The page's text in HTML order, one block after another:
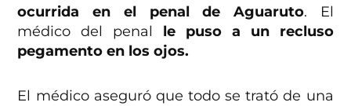
ocurrida en el penal de Aguaruto. El
médico del penal le puso a un recluso
pegamento en los ojos.
El médico aseguró que todo se trató de una